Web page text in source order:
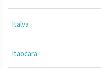
Italva
Itaocara